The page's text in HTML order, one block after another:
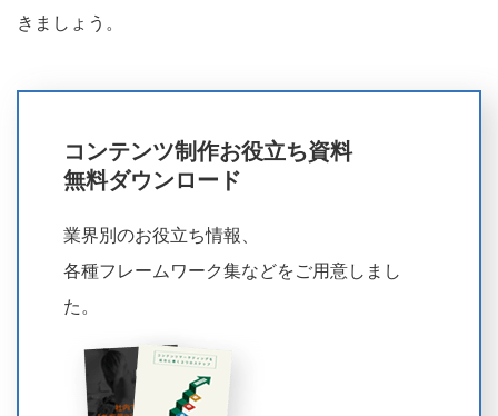
きましょう。
コンテンツ制作お役立ち資料
無料ダウンロード
業界別のお役立ち情報、
各種フレームワーク集などをご用意しまし
た。